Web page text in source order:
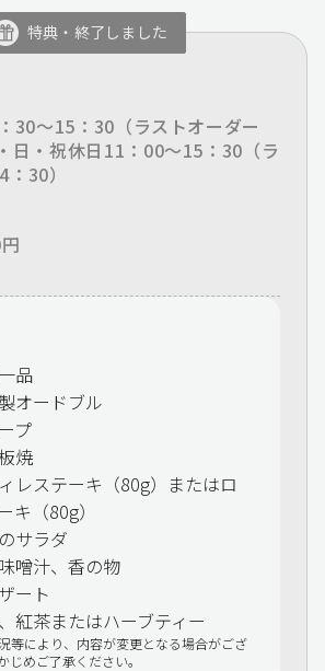
特典・終了しました
30～15：30（ラストオーダー
日・祝休日11：00～15：30（ラ
30）
品
オードブル
プ
焼
レステーキ（80g）またはロ
キ（80g）
サラダ
噌汁、香の物
ート
紅茶またはハーブティー
等により、内容が変更となる場合がござ
じめご了承ください。